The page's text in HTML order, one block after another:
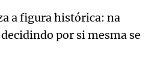
a figura histórica: na
por si mesma se